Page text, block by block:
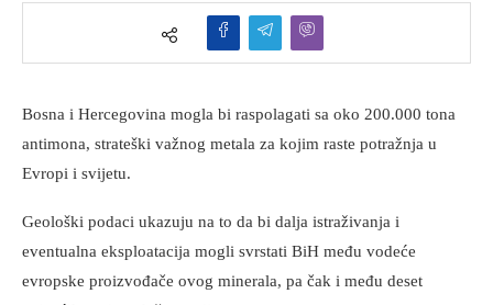
Bosna i Hercegovina mogla bi raspolagati sa oko 200.000 tona
antimona, strateški važnog metala za kojim raste potražnja u
Evropi i svijetu.
Geološki podaci ukazuju na to da bi dalja istraživanja i
eventualna eksploatacija mogli svrstati BiH među vodeće
evropske proizvođače ovog minerala, pa čak i među deset